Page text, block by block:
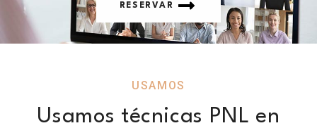
RESERVAR
USAMOS
Usamos técnicas PNL en